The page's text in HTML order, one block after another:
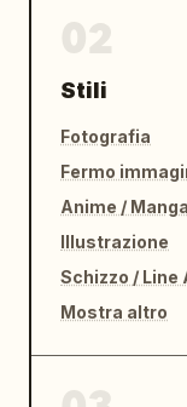
Stili
Fotografia
Anime / Manga
Illustrazione
Schizzo / Line
Mostra altro